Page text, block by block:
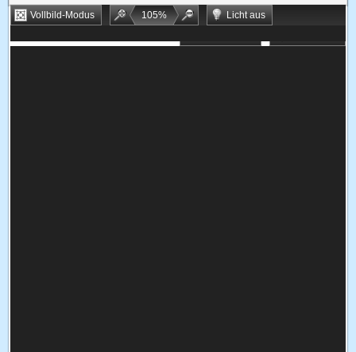
Vollbild-Modus 105%
Licht aus